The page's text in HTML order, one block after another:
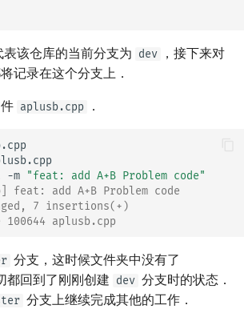
该仓库的当前分支为 dev
，接下来对
记录在这个分支上．
aplusb.cpp ．
-m "feat: add A+B Problem code"
feat: add A+B Problem code
7 insertions(+)
100644 aplusb.cpp
分支，这时候文件夹中没有了
都回到了刚刚创建 dev 分支时的状态．
分支上继续完成其他的工作．